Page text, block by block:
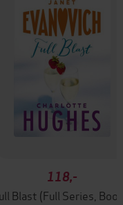
118,-